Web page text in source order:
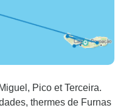
Pico et Terceira.
thermes de Furnas